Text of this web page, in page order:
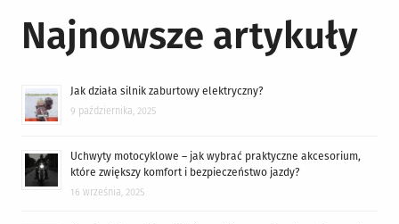
Najnowsze artykuły
Jak działa silnik zaburtowy elektryczny?
9 października, 2025
Uchwyty motocyklowe – jak wybrać praktyczne akcesorium,
które zwiększy komfort i bezpieczeństwo jazdy?
16 września, 2025